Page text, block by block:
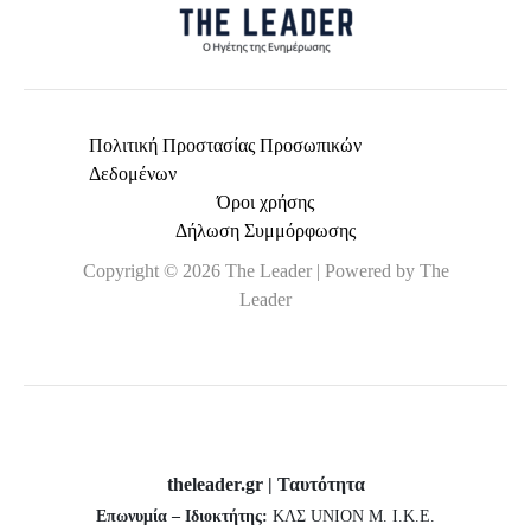
Πολιτική Προστασίας Προσωπικών
Δεδομένων
Όροι χρήσης
Δήλωση Συμμόρφωσης
Copyright © 2026 The Leader | Powered by The
Leader
theleader.gr | Ταυτότητα
Επωνυμία – Ιδιοκτήτης: ΚΛΣ UNION Μ. Ι.Κ.Ε.